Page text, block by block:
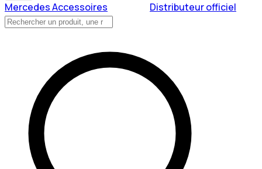
Mercedes Accessoires Distributeur officiel